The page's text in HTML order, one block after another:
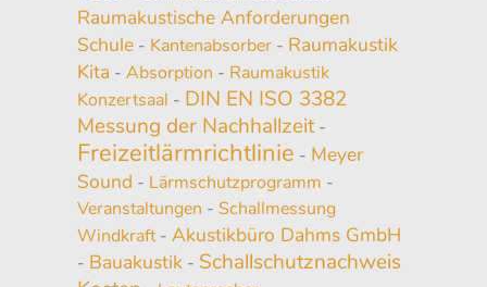
Raumakustische Anforderungen
Schule- Kantenabsorber- Raumakustik
Kita - Absorption - Raumakustik
Konzertsaal - DIN EN ISO 3382
Messung der Nachhallzeit-
Freizeitlärmrichtlinie - Meyer
Sound - Lärmschutzprogramm -
Veranstaltungen - Schallmessung
Windkraft- Akustikbüro Dahms GmbH
- Bauakustik- Schallschutznachweis